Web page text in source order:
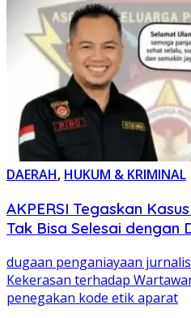
DAERAH, HUKUM & KRIMINAL
AKPERSI Tegaskan
Tak Bisa Selesai dengan
dugaan penganiayaan jurnalis
Kekerasan terhadap
penegakan kode etik aparat